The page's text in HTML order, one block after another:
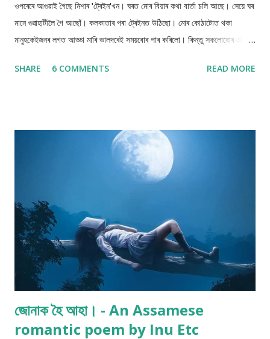
ওপৰেৰে আগুৱাই গৈছে নিশাৰ 'ট্ৰেইন'খন। ঘৰত মোৰ বিয়াৰ কথা বাৰ্তা চলি আছে। সেয়ে ঘৰ
মানে গুৱাহাটীলৈ গৈ আছোঁ। কলকাতাৰ পৰা ট্ৰেইনত উঠিছো। মোৰ কোঠাটোত থকা
মানুহকেইজনৰ লগত আড্ডা মাৰি ভালদৰেই সময়বোৰ পাৰ কৰিলো। কিন্তু সকলোবোৰ এটা
পেলালে। মই নামিম একেবাৰে শেষ ষ্টেশনত।সেয়ে ভাৱিলো এঘুমটি মাৰি
ভালকৈ দেখা নাপালো। ট্ৰেইনখন আকৌ চলিবলৈ ধৰিলে। মই আকৌ ভয়েই খাইছিলো।
ডকাইতৰ দলেই ট্ৰেইনখন ৰখালে কিজানি! এই ঠাইখনত প্ৰায়ে বোলে ডকাইতে ট্ৰেইন ৰখাই
ট্ৰেইনৰ মানুহক হাৰাশাস্তি কৰে। যিয়েই নহওক ট্ৰেইন খন...
SHARE 6 COMMENTS READ MORE
জোনাক হৈ আহা। - An Assamese
romantic poem by Inu Etc